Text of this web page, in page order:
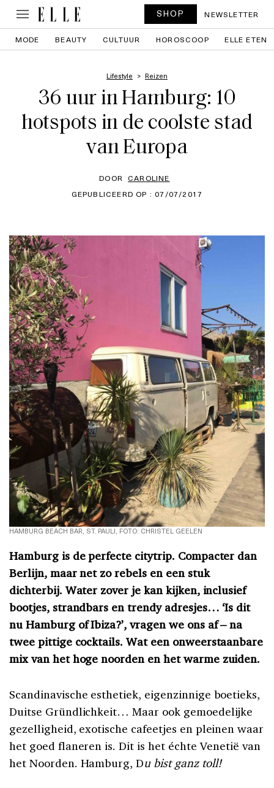
SHOP NEWSLETTER
MODE BEAUTY CULTUUR HOROSCOOP ELLE ETEN
Lifestyle Reizen
36 uur in Hamburg: 10
hotspots in de coolste stad
van Europa
DOOR CAROLINE
GEPUBLICEERD OP : 07/07/2017
HAMBURG BEACH BAR, ST. PAULI, FOTO: CHRISTEL GEELEN
Hamburg is de perfecte citytrip. Compacter dan
Berlijn, maar net zo rebels en een stuk
dichterbij. Water zover je kan kijken, inclusief
bootjes, strandbars en trendy adresjes… ‘Is dit
nu Hamburg of Ibiza?’, vragen we ons af – na
twee pittige cocktails. Wat een onweerstaanbare
mix van het hoge noorden en het warme zuiden.
Scandinavische esthetiek, eigenzinnige boetieks,
Duitse Gründlichkeit… Maar ook gemoedelijke
gezelligheid, exotische cafeetjes en pleinen waar
het goed flaneren is. Dit is het échte Venetië van
het Noorden. Hamburg, Du bist ganz toll!